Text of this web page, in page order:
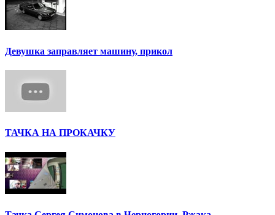
Девушка заправляет машину, прикол
ТАЧКА НА ПРОКАЧКУ